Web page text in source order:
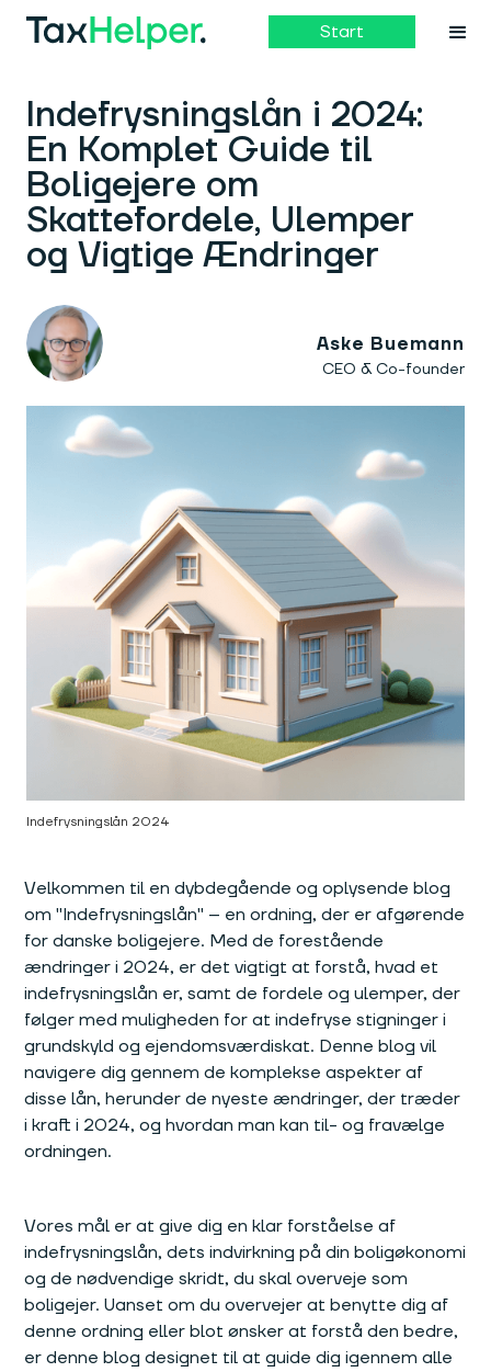
Start
Indefrysningslån i 2024:
En Komplet Guide til
Boligejere om
Skattefordele, Ulemper
og Vigtige Ændringer
Aske Buemann
CEO & Co-founder
Indefrysningslån 2024
Velkommen til en dybdegående og oplysende blog
om "Indefrysningslån" – en ordning, der er afgørende
for danske boligejere. Med de forestående
ændringer i 2024, er det vigtigt at forstå, hvad et
indefrysningslån er, samt de fordele og ulemper, der
følger med muligheden for at indefryse stigninger i
grundskyld og ejendomsværdiskat. Denne blog vil
navigere dig gennem de komplekse aspekter af
disse lån, herunder de nyeste ændringer, der træder
i kraft i 2024, og hvordan man kan til- og fravælge
ordningen.
Vores mål er at give dig en klar forståelse af
indefrysningslån, dets indvirkning på din boligøkonomi
og de nødvendige skridt, du skal overveje som
boligejer. Uanset om du overvejer at benytte dig af
denne ordning eller blot ønsker at forstå den bedre,
er denne blog designet til at guide dig igennem alle